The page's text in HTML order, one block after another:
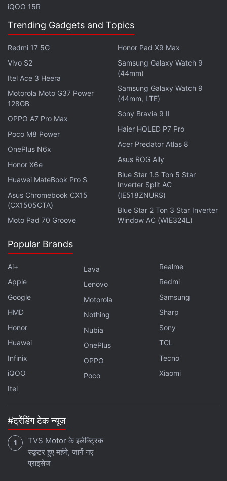
ये भी पढ़े:,Redmi Note 9 Pro Max
Redmi Note 9,Redmi Note 9 price in India
iQOO 15R
Trending Gadgets and Topics
Redmi 17 5G
Vivo S2
Itel Ace 3 Heera
Motorola Moto G37 Power
128GB
OPPO A7 Pro Max
Poco M8 Power
OnePlus N6x
Honor X6e
Huawei MateBook Pro S
Asus Chromebook CX15
(CX1505CTA)
Moto Pad 70 Groove
Honor Pad X9 Max
Samsung Galaxy Watch 9
(44mm)
Samsung Galaxy Watch 9
(44mm, LTE)
Sony Bravia 9 II
Haier HQLED P7 Pro
Acer Predator Atlas 8
Asus ROG Ally
Blue Star 1.5 Ton 5 Star
Inverter Split AC
(IE518ZNURS)
Blue Star 2 Ton 3 Star Inverter
Window AC (WIE324L)
Popular Brands
Ai+
Apple
Google
HMD
Honor
Huawei
Infinix
iQOO
Itel
Lava
Lenovo
Motorola
Nothing
Nubia
OnePlus
OPPO
Poco
Realme
Redmi
Samsung
Sharp
Sony
TCL
Tecno
Xiaomi
#ट्रेंडिंग टेक न्यूज़
TVS Motor के इलेक्ट्रिक
स्कूटर हुए महंगे, जानें नए
प्राइसेज